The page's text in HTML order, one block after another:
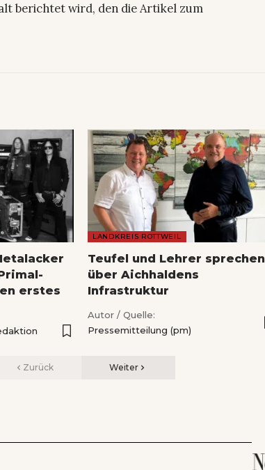
berichtet wird, den die Artikel zum
erstes
LANDKREIS ROTTWEIL
Teufel und Lehrer sprechen
über Aichhaldens
Infrastruktur
Autor / Quelle:
Pressemitteilung (pm)
Zurück Weiter